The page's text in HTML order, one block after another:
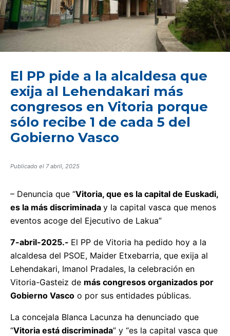
Publicado el 7 abril, 2025
El PP pide a la alcaldesa que
exija al Lehendakari más
congresos en Vitoria porque
sólo recibe 1 de cada 5 del
Gobierno Vasco
– Denuncia que “Vitoria, que es la capital de Euskadi,
es la más discriminada y la capital vasca que menos
eventos acoge del Ejecutivo de Lakua”
7-abril-2025.- El PP de Vitoria ha pedido hoy a la
alcaldesa del PSOE, Maider Etxebarria, que exija al
Lehendakari, Imanol Pradales, la celebración en
Vitoria-Gasteiz de más congresos organizados por
Gobierno Vasco o por sus entidades públicas.
La concejala Blanca Lacunza ha denunciado que
“Vitoria está discriminada” y “es la capital vasca que